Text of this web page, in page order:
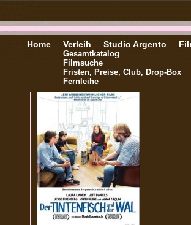
Home Verleih
Gesamtkatalog
Filmsuche
Fristen, Preise, Club, Drop-Box
Fernleihe
Studio Argento